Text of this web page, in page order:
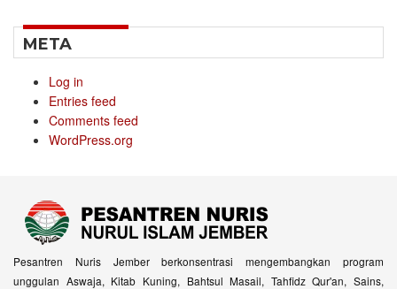
META
Log in
Entries feed
Comments feed
WordPress.org
Pesantren Nuris Jember berkonsentrasi mengembangkan program
unggulan Aswaja, Kitab Kuning, Bahtsul Masail, Tahfidz Qur'an, Sains,